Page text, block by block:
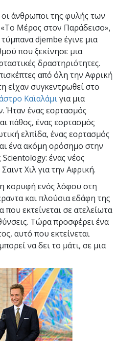
άνθρωποι της φυλής των
Μέρος στον Παράδεισο»,
djembe έγινε μια
που ξεκίνησε μια
δραστηριότητες.
από όλη την Αφρική
είχαν συγκεντρωθεί στο
Καϊαλάμιγια μια
Ήταν ένας εορτασμός
πάθος, ένας εορτασμός
ελπίδα, ένας εορτασμός
ένα ακόμη ορόσημο στην
Scientology: ένας νέος
Χιλ για την Αφρική.
κορυφή ενός λόφου στη
και πλούσια εδάφη της
εκτείνεται σε ατελείωτα
Τώρα προσφέρει ένα
αυτό που εκτείνεται
να δει το μάτι, σε μια